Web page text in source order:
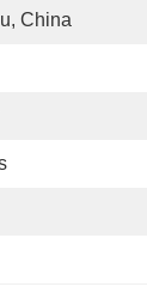
China